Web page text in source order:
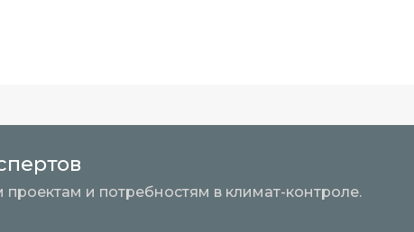
и потребностям в климат-контроле.